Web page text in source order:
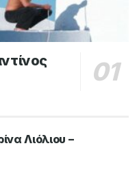
Λιόλιου –